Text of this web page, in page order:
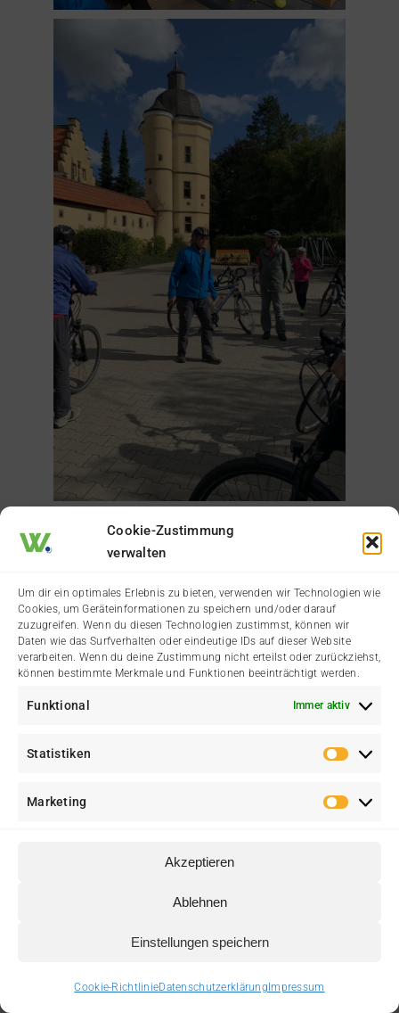
Cookie-Zustimmung
verwalten
Um dir ein optimales Erlebnis zu bieten, verwenden wir Technologien wie
Cookies, um Geräteinformationen zu speichern und/oder darauf
zuzugreifen. Wenn du diesen Technologien zustimmst, können wir
Daten wie das Surfverhalten oder eindeutige IDs auf dieser Website
verarbeiten. Wenn du deine Zustimmung nicht erteilst oder zurückziehst,
können bestimmte Merkmale und Funktionen beeinträchtigt werden.
Funktional Immer aktiv
Statistiken
Marketing
Akzeptieren
Ablehnen
Einstellungen speichern
Cookie-RichtlinieDatenschutzerklärung Impressum